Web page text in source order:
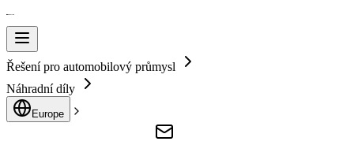
Řešení pro automobilový průmysl
Náhradní díly
Europe